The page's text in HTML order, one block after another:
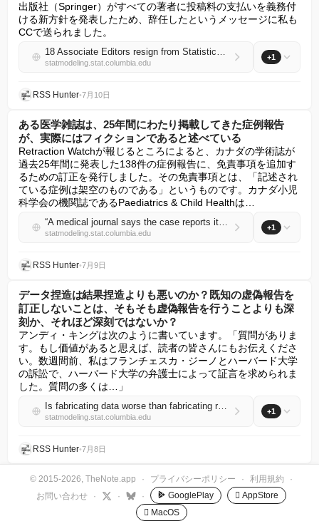
出版社（Springer）がすべての著者に投稿料の支払いを義務付
ける新方針を発表したため、辞任したというメッセージに私も
CCで送られました。
18 Associate Editors resign from Statistics and Computing editorial board: Problems with commercial scholarly publishing, and what does this all mean?
statmodeling.stat.columbia.edu
+1
RSS Hunter•7月10日
ある医学雑誌は、25年間にわたり掲載してきた症例報告
が、実際にはフィクションであると述べている
Retraction Watchが報じるところによると、カナダの学術誌が
過去25年間に発表した138件の症例報告に、免責事項を追加す
るための訂正を発行しました。その免責事項とは、「記述され
ている症例は架空のものである」というものです。カナダ小児
科学会の機関誌であるPaediatrics & Child Healthは…
“A medical journal says the case reports it has published for 25 years are, in fact, fiction”
statmodeling.stat.columbia.edu
+1
RSS Hunter•7月9日
データ捏造は結果捏造よりも悪いのか？既知の虚偽報告を
訂正しないことは、そもそも虚偽報告を行うことよりも深
刻か、それほど深刻ではないか？
アンディ・キングは次のように書いています。「質問がありま
す。もし価値があると思えば、読者の皆さんにもお伝えくださ
い。数週間前、私はフランチェスカ・ジーノとハーバード大学
の訴訟で、ハーバード大学の弁護士によって証言を求められま
した。質問の多くは…」
Is fabricating data worse than fabricating results? Is failing to correct a known false report more or less serious than making the false report in the first place?
statmodeling.stat.columbia.edu
+1
RSS Hunter•7月8日
調査統計:エネルギーバランスの重みのおもちゃ例
先週、Times/Siena Poll にもたらされる大きな変更点について
話しました。新しいウェイト変数：サポートスコア = E(2024
年の投票 | その他のX変数)。新しいウェイト方法：エネルギー
© 2015-2026, TheNote.app · プライバシーポリシー · 利用規約
·
お問い合わせ
· · · GooglePlay
 AppStore
 MacOS